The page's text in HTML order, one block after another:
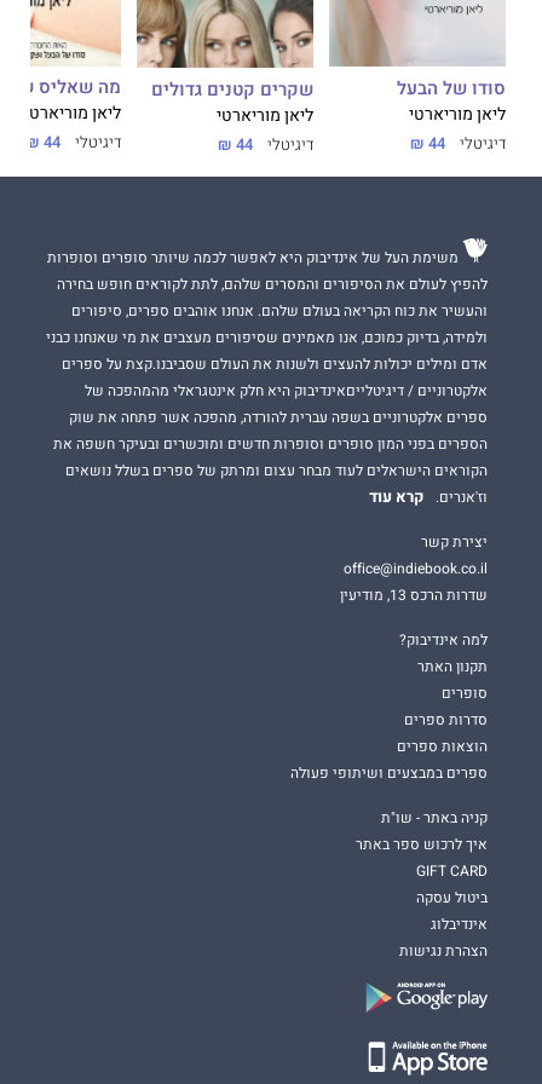
סודו של הבעל
ליאן מוריארטי
דיגיטלי 44 ₪
שקרים קטנים גדולים
ליאן מוריארטי
דיגיטלי 44 ₪
מה שאליס
ליאן מוריארטי
דיגיטלי 44 ₪
משימת העל של אינדיבוק היא לאפשר לכמה שיותר סופרים וסופרות
להפיץ לעולם את הסיפורים והמסרים שלהם, לתת לקוראים חופש בחירה
והעשיר את כוח הקריאה בעולם שלהם. אנחנו אוהבים ספרים, סיפורים
ולמידה, בדיוק כמוכם, אנו מאמינים שסיפורים מעצבים את מי שאנחנו כבני
אדם ומילים יכולות להעצים ולשנות את העולם שסביבנו.קצת על ספרים
אלקטרוניים / דיגיטלייםאינדיבוק היא חלק אינטגראלי מהמהפכה של
ספרים אלקטרוניים בשפה עברית להורדה, מהפכה אשר פתחה את שוק
הספרים בפני המון סופרים וסופרות חדשים ומוכשרים ובעיקר חשפה את
הקוראים הישראלים לעוד מבחר עצום ומרתק של ספרים בשלל נושאים
וז'אנרים.
קרא עוד
יצירת קשר
office@indiebook.co.il
שדרות הרכס 13, מודיעין
למה אינדיבוק?
תקנון האתר
סופרים
סדרות ספרים
הוצאות ספרים
ספרים במבצעים ושיתופי פעולה
קניה באתר - שו"ת
איך לרכוש ספר באתר
GIFT CARD
ביטול עסקה
אינדיבלוג
הצהרת נגישות